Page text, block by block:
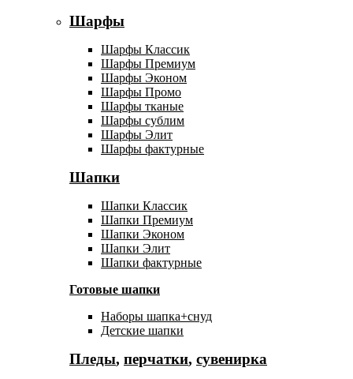
Шарфы
Шарфы Классик
Шарфы Премиум
Шарфы Эконом
Шарфы Промо
Шарфы тканые
Шарфы сублим
Шарфы Элит
Шарфы фактурные
Шапки
Шапки Классик
Шапки Премиум
Шапки Эконом
Шапки Элит
Шапки фактурные
Готовые шапки
Наборы шапка+снуд
Детские шапки
Пледы, перчатки, сувенирка